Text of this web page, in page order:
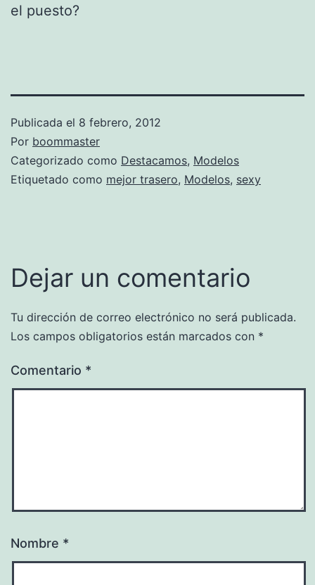
el puesto?
Publicada el 8 febrero, 2012
Por boommaster
Categorizado como Destacamos, Modelos
Etiquetado como mejor trasero, Modelos, sexy
Dejar un comentario
Tu dirección de correo electrónico no será publicada.
Los campos obligatorios están marcados con *
Comentario *
Nombre *